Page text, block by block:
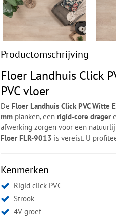
Productomschrijving
Floer Landhuis Click
PVC vloer
De Floer Landhuis Click PVC Witte
mm planken, eenrigid-core drager
afwerking zorgen voor een
Floer FLR-9013 is vereist. U
Kenmerken
Rigid click PVC
Strook
4V groef